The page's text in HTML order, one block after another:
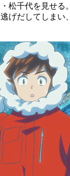
松千代を見せる。
げだしてしまい、